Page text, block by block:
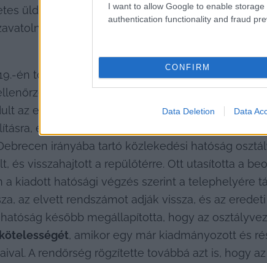
I want to allow Google to enable
authentication functionality and fraud
CONFIRM
Data Deletion Data
üldözése iránt támasztott jogos igényének és
én történt a Liszt Ferenc Repülőtéren egy,
amelynek során a jogszabályi
az ellenőrzés alá vont ügyféllel szemben. Az
és egy gépjármű hatósági jelzése, azaz a
irányába tartó közlekedési hatóság
és visszahajtott a repülőtérre. Ott utasította a
a kiadott hatósági végzés szerint a telephelyére
az elvett rendszámot adják vissza, és az
később megállapította, hogy az
, amikor egy már kiadmányozott és
A rendőrség rögzítette továbbá azt is, hogy